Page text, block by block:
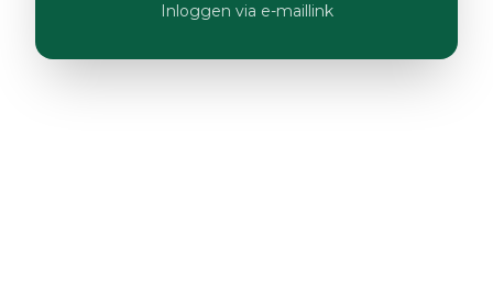
Inloggen via e-maillink